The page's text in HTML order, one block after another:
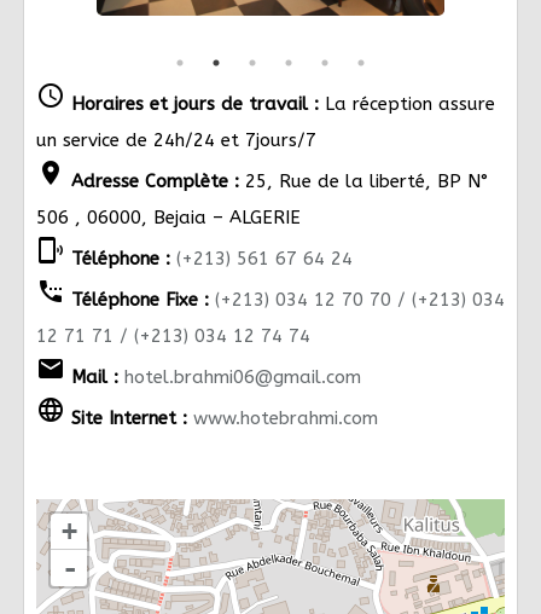
schedule Horaires et jours de travail : La réception assure
un service de 24h/24 et 7jours/7
location_on Adresse Complète : 25, Rue de la liberté, BP N°
506 , 06000, Bejaia – ALGERIE
phonelink_ring Téléphone : (+213) 561 67 64 24
settings_phone Téléphone Fixe : (+213) 034 12 70 70 / (+213) 034
12 71 71 / (+213) 034 12 74 74
email Mail : hotel.brahmi06@gmail.com
language Site Internet : www.hotebrahmi.com
+
-